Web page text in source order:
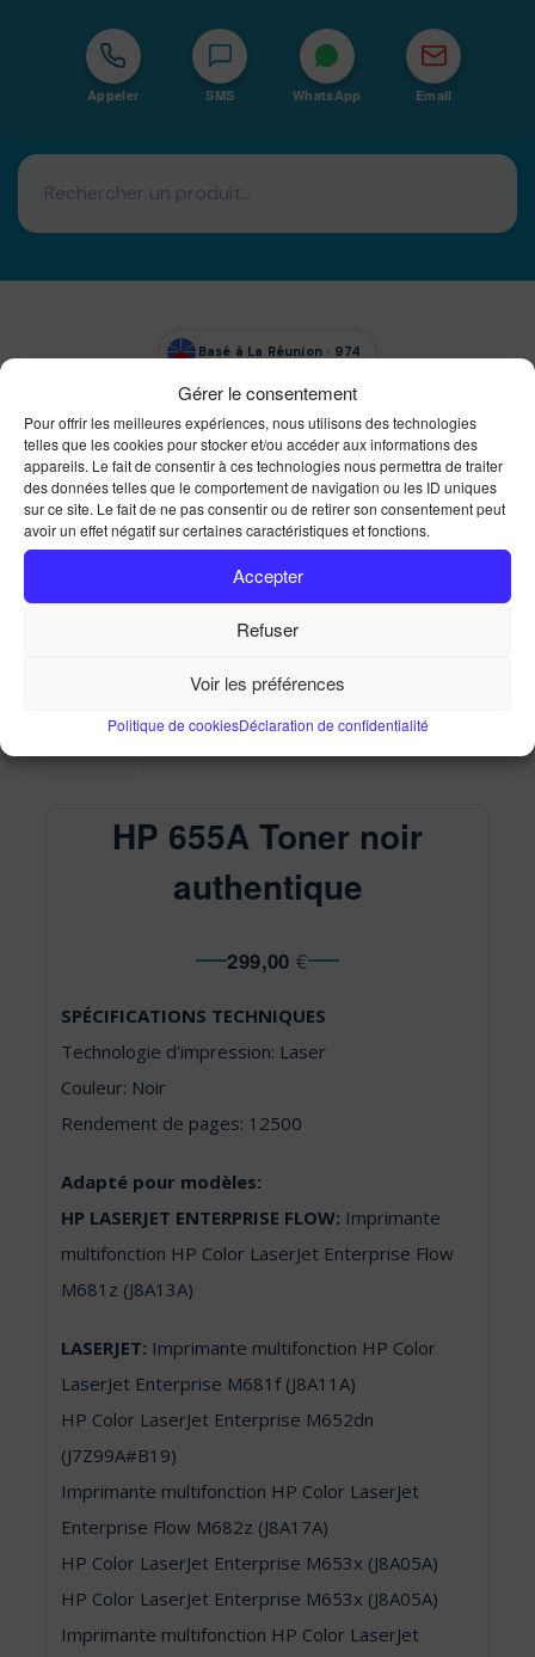
Gérer le consentement
Pour offrir les meilleures expériences, nous utilisons des technologies
telles que les cookies pour stocker et/ou accéder aux informations des
appareils. Le fait de consentir à ces technologies nous permettra de traiter
des données telles que le comportement de navigation ou les ID uniques
sur ce site. Le fait de ne pas consentir ou de retirer son consentement peut
avoir un effet négatif sur certaines caractéristiques et fonctions.
Accepter
Refuser
Voir les préférences
Politique de cookiesDéclaration de confidentialité
Appeler SMS WhatsApp Email
Basé à La Réunion · 974
Bureautique Reunion Ei
Intégrateur de solutions d'impression Bureautique et
DTF à la Réunion
HP 655A Toner noir
authentique
299,00€
SPÉCIFICATIONS TECHNIQUES
Technologie d’impression: Laser
Couleur: Noir
Rendement de pages: 12500
Adapté pour modèles:
HP LASERJET ENTERPRISE FLOW: Imprimante
multifonction HP Color LaserJet Enterprise Flow
M681z (J8A13A)
LASERJET: Imprimante multifonction HP Color
LaserJet Enterprise M681f (J8A11A)
HP Color LaserJet Enterprise M652dn
(J7Z99A#B19)
Imprimante multifonction HP Color LaserJet
Enterprise Flow M682z (J8A17A)
HP Color LaserJet Enterprise M653x (J8A05A)
HP Color LaserJet Enterprise M653x (J8A05A)
Imprimante multifonction HP Color LaserJet